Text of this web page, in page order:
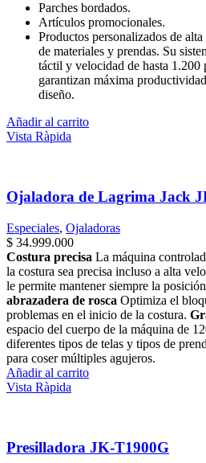
Parches bordados.
Artículos promocionales.
Productos personalizados de
de materiales y prendas. Su
táctil y velocidad de hasta 1.200
garantizan máxima
diseño.
Añadir al carrito
Vista Ràpida
Ojaladora de Lagrima Jack
Especiales, Ojaladoras
$ 34.999.000
Costura precisa La máquina
la costura sea precisa incluso a alta
le permite mantener siempre la
abrazadera de rosca Optimiza el
problemas en el inicio de la costura.
espacio del cuerpo de la máquina de
diferentes tipos de telas y tipos de
para coser múltiples agujeros.
Añadir al carrito
Vista Ràpida
Presilladora JK-T1900G